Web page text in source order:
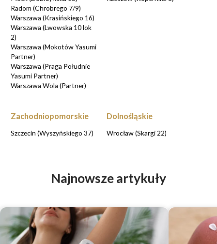
Radom (Chrobrego 7/9)
Warszawa (Krasińskiego 16)
Warszawa (Lwowska 10 lok
2)
Warszawa (Mokotów Yasumi
Partner)
Warszawa (Praga Południe
Yasumi Partner)
Warszawa Wola (Partner)
Zachodniopomorskie
Szczecin (Wyszyńskiego 37)
Dolnośląskie
Wrocław (Skargi 22)
Najnowsze artykuły